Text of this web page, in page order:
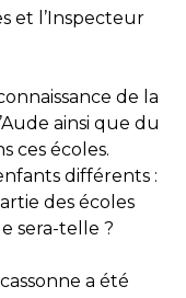
et l’Inspecteur
de la
ainsi que du
ces écoles.
différents :
des écoles
sera-telle ?
a été